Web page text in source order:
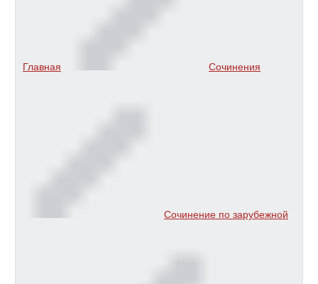
Главная Сочинения
Сочинение по зарубежной